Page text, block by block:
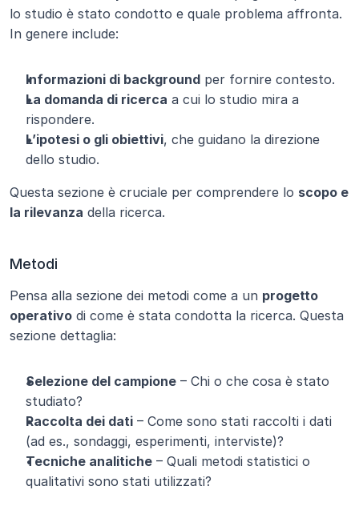
lo studio è stato condotto e quale problema affronta.
In genere include:
Informazioni di background per fornire contesto.
La domanda di ricerca a cui lo studio mira a
rispondere.
L’ipotesi o gli obiettivi, che guidano la direzione
dello studio.
Questa sezione è cruciale per comprendere lo scopo e
la rilevanza della ricerca.
Metodi
Pensa alla sezione dei metodi come a un progetto
operativo di come è stata condotta la ricerca. Questa
sezione dettaglia:
Selezione del campione – Chi o che cosa è stato
studiato?
Raccolta dei dati – Come sono stati raccolti i dati
(ad es., sondaggi, esperimenti, interviste)?
Tecniche analitiche – Quali metodi statistici o
qualitativi sono stati utilizzati?